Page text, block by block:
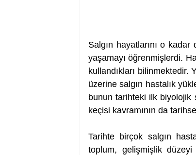
Salgın hayatlarını o
yaşamayı öğrenmişlerdi.
kullandıkları bilinmektedir.
üzerine salgın hastalık
bunun tarihteki ilk biyolojik
keçisi kavramının da
Tarihte birçok salgın
toplum, gelişmişlik düzeyi